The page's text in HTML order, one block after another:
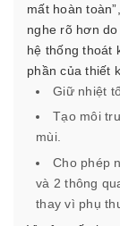
mất hoàn
nghe rõ hơn
hệ thống thoát
phần của thiết
Giữ nhiệt
Tạo môi
mùi.
Cho phép
và 2 thông
thay vì phụ